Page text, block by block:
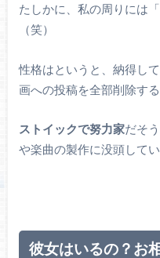
たしかに、私の周りには
（笑）
性格はというと、納得し
画への投稿を全部削除する
ストイックで努力家だそ
や楽曲の製作に没頭してい
彼女はいるの？お